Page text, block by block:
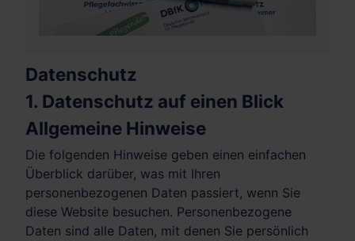
Datenschutz
1. Datenschutz auf einen Blick
Allgemeine Hinweise
Die folgenden Hinweise geben einen einfachen
Überblick darüber, was mit Ihren
personenbezogenen Daten passiert, wenn Sie
diese Website besuchen. Personenbezogene
Daten sind alle Daten, mit denen Sie persönlich